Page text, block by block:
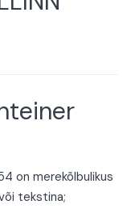
on merekõlbulikus
tekstina;